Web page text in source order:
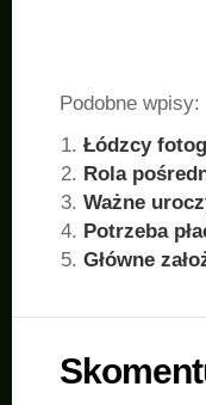
Podobne wpisy:
Łódzcy
Rola
Ważne
Potrzeba
Główne